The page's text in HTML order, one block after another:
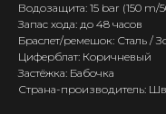
Водозащита: 15 bar (150 m/
Запас хода: до 48 часов
Браслет/ремешок: Сталь /
Циферблат: Коричневый
Застёжка: Бабочка
Страна-производитель: